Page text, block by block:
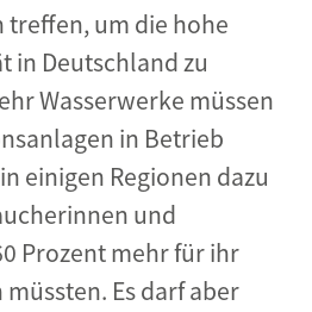
treffen, um die hohe
in Deutschland zu
Wasserwerke müssen
in Betrieb
einigen Regionen dazu
und
Prozent mehr für ihr
Es darf aber